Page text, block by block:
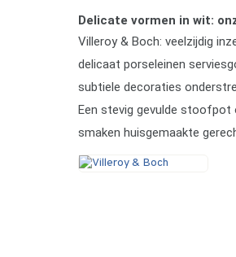
Delicate vormen in wit:
Villeroy & Boch: veelzijdig
delicaat porseleinen
subtiele decoraties
Een stevig gevulde stoofpot
smaken huisgemaakte